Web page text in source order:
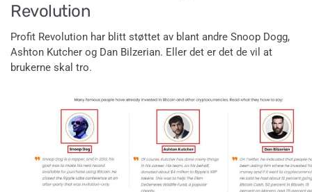
Revolution
Profit Revolution har blitt støttet av blant andre Snoop Dogg,
Ashton Kutcher og Dan Bilzerian. Eller det er det de vil at
brukerne skal tro.